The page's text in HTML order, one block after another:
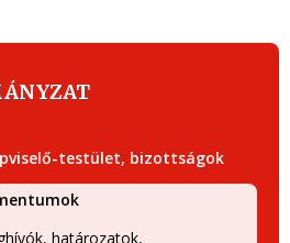
testület, bizottságok
határozatok,